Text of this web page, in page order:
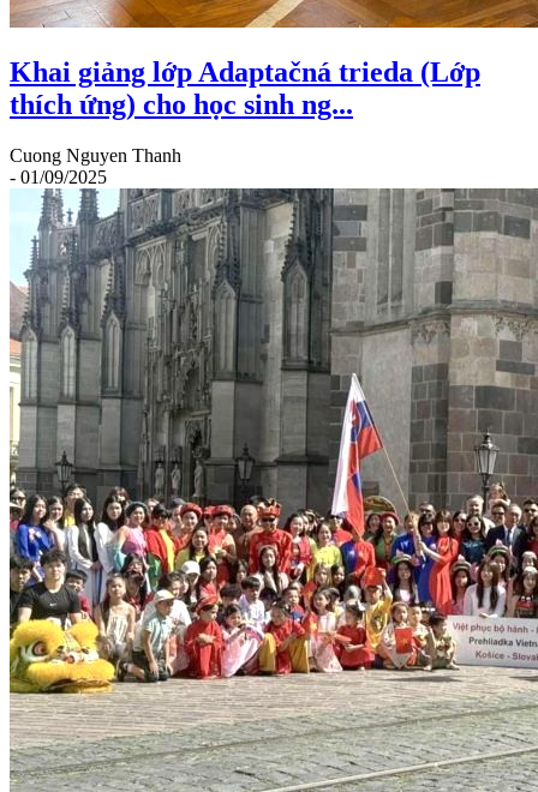
Khai giảng lớp Adaptačná trieda (Lớp
thích ứng) cho học sinh ng...
Cuong Nguyen Thanh
- 01/09/2025